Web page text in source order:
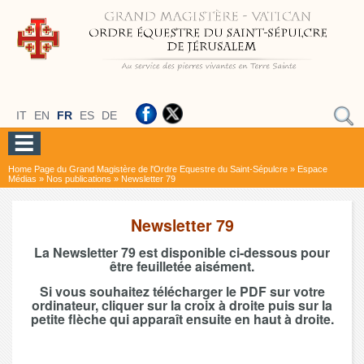
IT EN FR ES DE
Home Page du Grand Magistère de l'Ordre Equestre du Saint-Sépulcre » Espace
Médias » Nos publications » Newsletter 79
Newsletter 79
La Newsletter 79 est disponible ci-dessous pour
être feuilletée aisément.
Si vous souhaitez télécharger le PDF sur votre
ordinateur, cliquer sur la croix à droite puis sur la
petite flèche qui apparaît ensuite en haut à droite.